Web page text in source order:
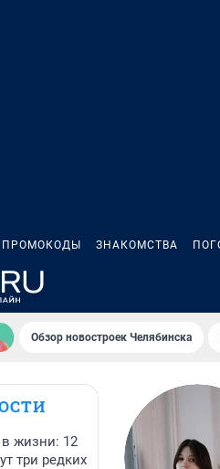
ПРОМОКОДЫ ЗНАКОМСТВА
Обзор новостроек Челябинска
жизни: 12
три редких